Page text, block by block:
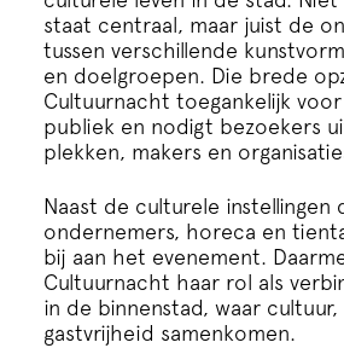
staat centraal, maar juist de
tussen verschillende
en doelgroepen. Die brede
Cultuurnacht toegankelijk
publiek en nodigt bezoekers
plekken, makers en
Naast de culturele instellingen
ondernemers, horeca en
bij aan het evenement.
Cultuurnacht haar rol als
in de binnenstad, waar
gastvrijheid samenkomen.